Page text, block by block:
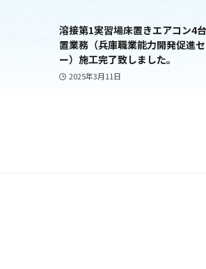
溶接第1実習場床置きエアコン4
置業務（兵庫職業能力開発促進
ー）施工完了致しました。
2025年3月11日